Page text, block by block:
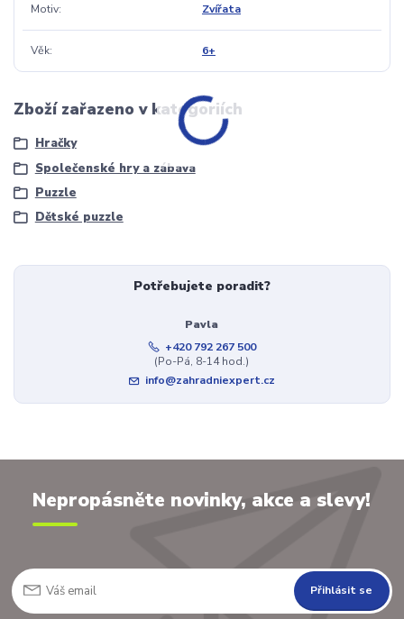
Motiv Zvířata
Věk 6+
Zboží zařazeno v kategoriích
Hračky
Společenské hry a zábava
Puzzle
Dětské puzzle
Potřebujete poradit?
Pavla
+420 792 267 500
(Po-Pá, 8-14 hod.)
info@zahradniexpert.cz
Nepropásněte novinky, akce a slevy!
Přihlásit se